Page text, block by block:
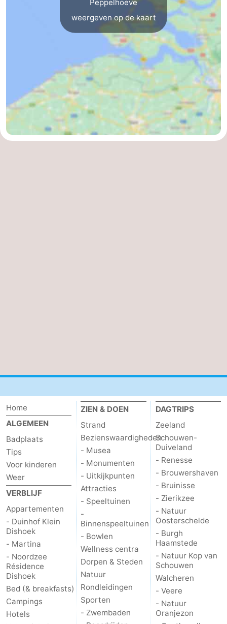
Peppelhoeve
weergeven op de kaart
Home
ALGEMEEN
Badplaats
Tips
Voor kinderen
Weer
VERBLIJF
Appartementen
- Duinhof Klein
Dishoek
- Martina
- Noordzee
Résidence
Dishoek
Bed (& breakfasts)
Campings
Hotels
ZIEN & DOEN
Strand
Bezienswaardigheden
- Musea
- Monumenten
- Uitkijkpunten
Attracties
- Speeltuinen
-
Binnenspeeltuinen
- Bowlen
Wellness centra
Dorpen & Steden
Natuur
Rondleidingen
Sporten
- Zwembaden
DAGTRIPS
Zeeland
Schouwen-
Duiveland
- Renesse
- Brouwershaven
- Bruinisse
- Zierikzee
- Natuur
Oosterschelde
- Burgh
Haamstede
- Natuur Kop van
Schouwen
Walcheren
- Veere
- Natuur
Oranjezon